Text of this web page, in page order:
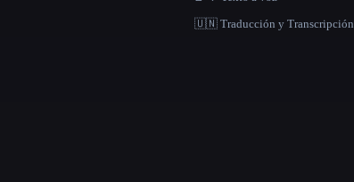
🇺🇳 Traducción y Transcripción